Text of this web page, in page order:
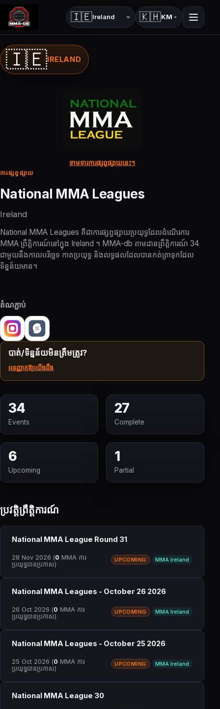
🇮🇪ប្រទេស 🇰🇭KM
ភាសា
🇮🇪IRELAND
ការផ្សព្វផ្សាយ
National MMA Leagues
Ireland
National MMA Leagues គឺជាការផ្សព្វផ្សាយប្រយុទ្ធដែលដំណើរការ
MMA ព្រឹត្តិការណ៍នៅក្នុង Ireland ។ MMA-db តាមដានព្រឹត្តិការណ៍ 34
ជាមួយនឹងកាលបរិច្ឆេទ កាតប្រយុទ្ធ និងលទ្ធផលដែលបានកត់ត្រាទុកដែល
ទិន្នន័យមាន។
ទាមទារការផ្សព្វផ្សាយនេះ។
តំណភ្ជាប់
បាត់/ទិន្នន័យមិនត្រឹមត្រូវ?
អនុញ្ញាតឱ្យយើងដឹង
34
Events
27
Complete
6
Upcoming
1
Partial
ប្រវត្តិព្រឹត្តិការណ៍
28 Nov 2026 (0 MMA ការ
ប្រយុទ្ធបានប្រកាស)
National MMA League Round 31
UPCOMING MMA Ireland
26 Oct 2026 (0 MMA ការ
ប្រយុទ្ធបានប្រកាស)
National MMA Leagues - October 26 2026
UPCOMING MMA Ireland
25 Oct 2026 (0 MMA ការ
ប្រយុទ្ធបានប្រកាស)
National MMA Leagues - October 25 2026
UPCOMING MMA Ireland
National MMA League 30